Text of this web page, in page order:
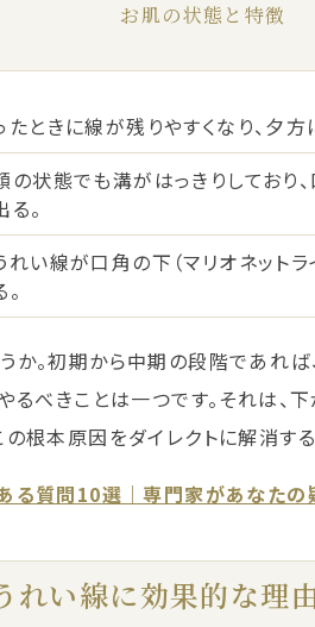
お肌の状態と特徴
たときに線が残りやすくなり、夕方
の状態でも溝がはっきりしており
。
れい線が口角の下（マリオネットラ
か。初期から中期の段階であれ
るべきことは一つです。それは
根本原因をダイレクトに解消す
る質問10選｜専門家があなたの
れい線に効果的な理